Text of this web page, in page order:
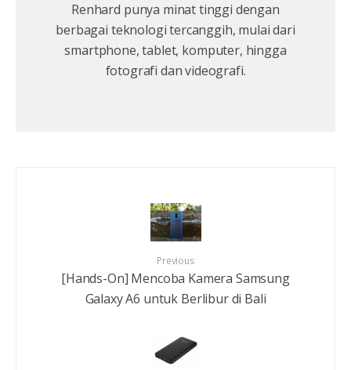
Renhard punya minat tinggi dengan
berbagai teknologi tercanggih, mulai dari
smartphone, tablet, komputer, hingga
fotografi dan videografi.
Previous
[Hands-On] Mencoba Kamera Samsung
Galaxy A6 untuk Berlibur di Bali